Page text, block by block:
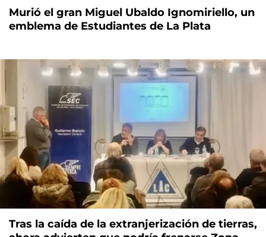
Murió el gran Miguel Ubaldo Ignomiriello, un
emblema de Estudiantes de La Plata
Tras la caída de la extranjerización de tierras,